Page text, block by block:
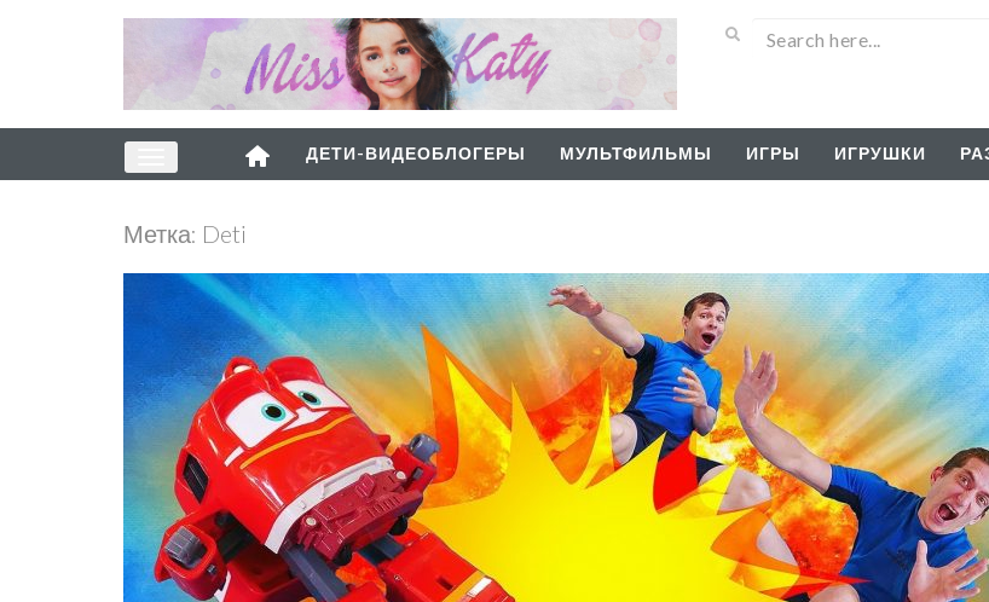
ДЕТИ-ВИДЕОБЛОГЕРЫ МУЛЬТФИЛЬМЫ ИГРЫ ИГРУШКИ
Метка: Deti